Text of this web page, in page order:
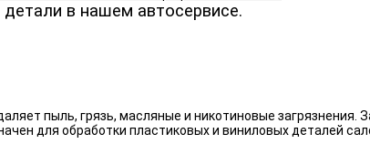
детали в нашем автосервисе.
пыль, грязь, масляные и никотиновые
для обработки пластиковых и виниловых деталей